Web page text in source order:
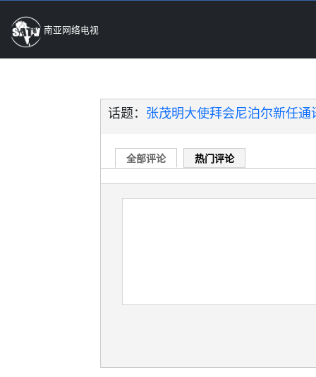
南亚网络电视
话题： 张茂明大使拜会尼泊尔新任
全部评论 热门评论